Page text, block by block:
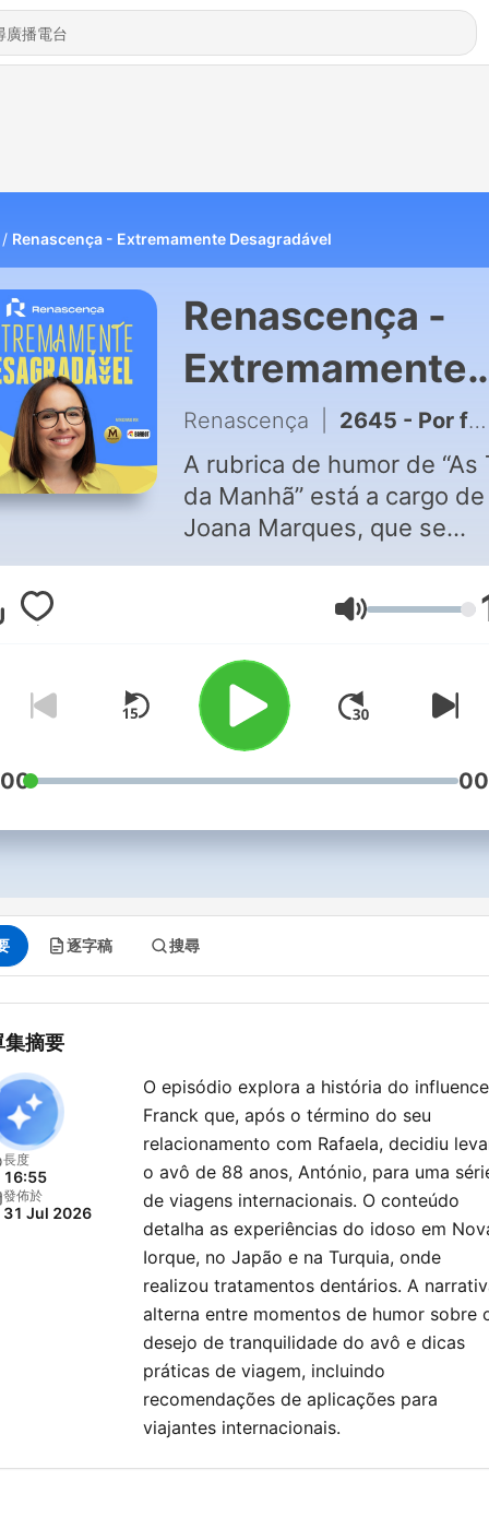
Renascença - Extremamente Desagradável
Renascença -
Extremamente
Desagradável
Renascença 2645 - Por favor não matem os velhinhos
A rubrica de humor de “As
da Manhã” está a cargo de
Joana Marques, que se
esforça sempre por ser
“extremamente
na Renascença. De
sexta, às 8h15 com
às 16h30 e às 6h45.
音量
逐字稿 搜尋
集摘要
長度
16:55
發佈於
31 Jul 2026
O episódio explora a história do
Franck que, após o término do seu
relacionamento com Rafaela, decidiu
o avô de 88 anos, António, para uma
de viagens internacionais. O conteúdo
detalha as experiências do idoso em
Iorque, no Japão e na Turquia, onde
realizou tratamentos dentários. A
alterna entre momentos de humor sobre
desejo de tranquilidade do avô e dicas
práticas de viagem, incluindo
recomendações de aplicações para
viajantes internacionais.